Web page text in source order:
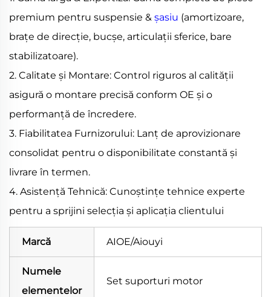
premium pentru suspensie & șasiu (amortizoare,
brațe de direcție, bucșe, articulații sferice, bare
stabilizatoare).
2. Calitate și Montare: Control riguros al calității
asigură o montare precisă conform OE și o
performanță de încredere.
3. Fiabilitatea Furnizorului: Lanț de aprovizionare
consolidat pentru o disponibilitate constantă și
livrare în termen.
4. Asistență Tehnică: Cunoștințe tehnice experte
pentru a sprijini selecția și aplicația clientului
Marcă AIOE/Aiouyi
Numele
elementelor
Set suporturi motor